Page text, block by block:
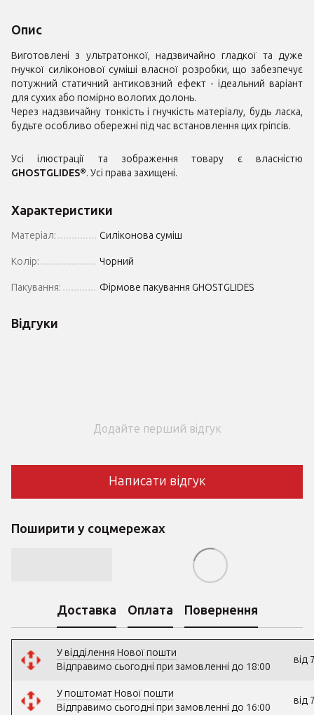
Опис
Виготовлені з ультратонкої, надзвичайно гладкої та дуже
гнучкої силіконової суміші власної розробки, що забезпечує
потужний статичний антиковзний ефект - ідеальний варіант
для сухих або помірно вологих долонь.
Через надзвичайну тонкість і гнучкість матеріалу, будь ласка,
будьте особливо обережні під час встановлення цих гріпсів.
Усі ілюстрації та зображення товару є власністю
GHOSTGLIDES®. Усі права захищені.
Характеристики
Матеріал: Силіконова суміш
Колір: Чорний
Пакування: Фірмове пакування GHOSTGLIDES
Відгуки
Додайте перший відгук
Написати відгук
Поширити у соцмережах
Доставка Оплата Повернення
У відділення Нової пошти
Відправимо сьогодні при замовленні до 18:00
від
У поштомат Нової пошти
Відправимо сьогодні при замовленні до 16:00
від